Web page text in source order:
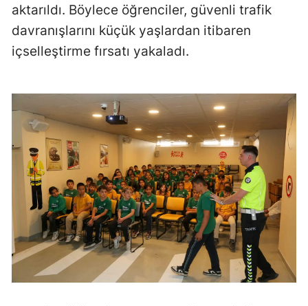
Sakarya
Samsun
Sinop
Sivas
Tekirdağ
Tokat
Trabzon
Tunceli
Şanlıurfa
aktarıldı. Böylece öğrenciler, güvenli trafik
davranışlarını küçük yaşlardan itibaren
içselleştirme fırsatı yakaladı.